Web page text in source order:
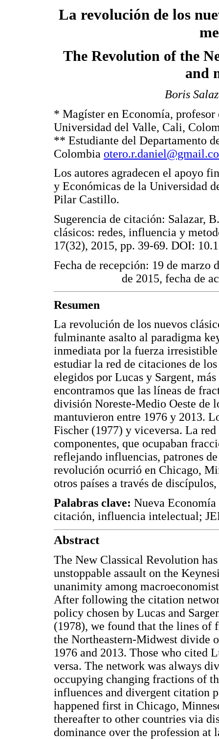
La revolución de los
The Revolution of the
and
Boris
* Magíster en Economía,
Universidad del Valle, Cali,
** Estudiante del Departamento
Colombia
Los autores agradecen el apoyo
y Económicas de la Universidad
Pilar Castillo.
Sugerencia de citación: Salazar,
clásicos: redes, influencia y
17(32), 2015, pp. 39-69. DOI:
Fecha de recepción: 19 de marzo
de 2015, fecha de
Resumen
La revolución de los nuevos
fulminante asalto al paradigma
inmediata por la fuerza
estudiar la red de citaciones de
elegidos por Lucas y Sargent,
encontramos que las líneas de
división Noreste-Medio Oeste de
mantuvieron entre 1976 y 2013.
Fischer (1977) y viceversa. La
componentes, que ocupaban
reflejando influencias, patrones
revolución ocurrió en Chicago,
otros países a través de
Palabras clave: Nueva
citación, influencia intelectual;
Abstract
The New Classical Revolution
unstoppable assault on the
unanimity among
After following the citation
policy chosen by Lucas and
(1978), we found that the lines of
the Northeastern-Midwest divide
1976 and 2013. Those who cited
versa. The network was always
occupying changing fractions of
influences and divergent citation
happened first in Chicago,
thereafter to other countries via
dominance over the profession at